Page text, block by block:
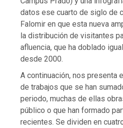
datos ese cuarto de siglo de
Falomir en que esta nueva
la distribución de visitantes
afluencia, que ha doblado
desde 2000.
A continuación, nos presenta
de trabajos que se han
periodo, muchas de ellas
público o que han formado
recientes. Se dividen en